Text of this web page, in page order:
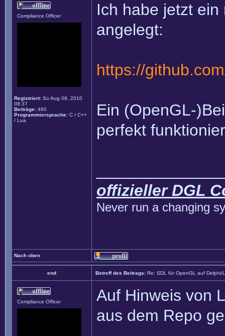
Compliance Officer
Registriert: So Aug 08, 2010
08:37
Beiträge: 460
Programmiersprache: C / C++
/ Lua
Ich habe jetzt
angelegt:
https://
Ein (OpenGL-
perfekt
offizieller DGL
Never run a changing
Nach oben
end Betreff des Beitrags: Re: SDL für OpenGL auf Delphi/
Compliance Officer
Auf Hinweis von
aus dem Repo